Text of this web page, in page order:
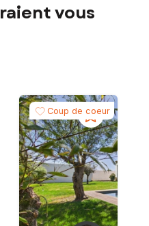
vous
Coup de coeur